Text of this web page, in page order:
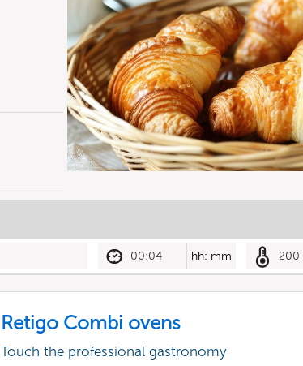
00:04 hh: mm 200
Retigo Combi ovens
Touch the professional gastronomy